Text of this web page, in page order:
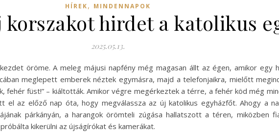
HÍREK, MINDENNAPOK
korszakot hirdet a katolikus
2025.05.13.
öröme. A meleg májusi napfény még magasan állt az égen, amikor egy
meglepett emberek néztek egymásra, majd a telefonjaikra, mielőtt
fehér füst!” – kiáltották. Amikor végre megérkeztek a térre, a fehér köd még
el az előző nap óta, hogy megválassza az új katolikus egyházfőt. Ahogy a
párkányán, a harangok örömteli zúgása hallatszott a téren, miközben
kikerülni az újságírókat és kamerákat.